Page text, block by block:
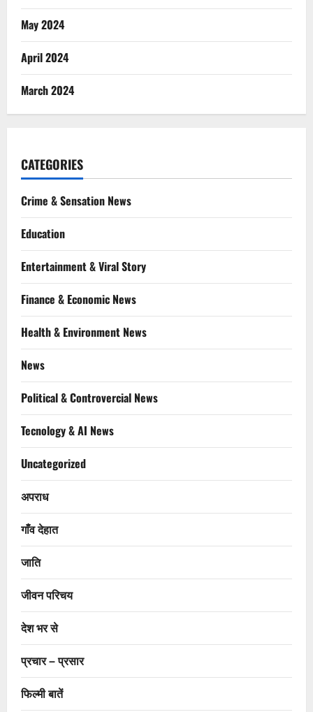
May 2024
April 2024
March 2024
CATEGORIES
Crime & Sensation News
Education
Entertainment & Viral Story
Finance & Economic News
Health & Environment News
News
Political & Controvercial News
Tecnology & AI News
Uncategorized
अपराध
गाँव देहात
जाति
जीवन परिचय
देश भर से
प्रचार – प्रसार
फिल्मी बातें